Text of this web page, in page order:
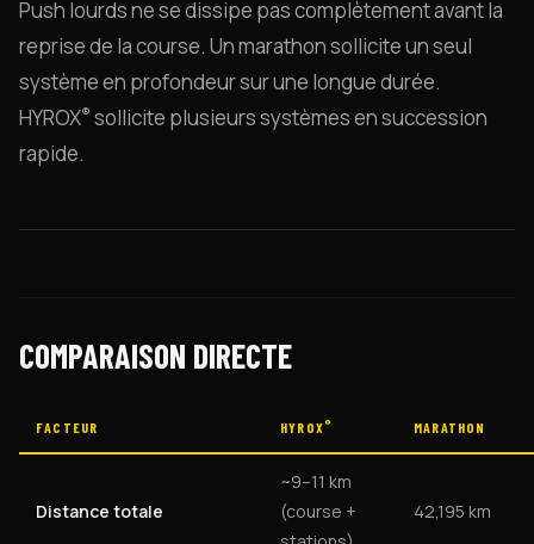
Push lourds ne se dissipe pas complètement avant la
reprise de la course. Un marathon sollicite un seul
système en profondeur sur une longue durée.
HYROX® sollicite plusieurs systèmes en succession
rapide.
COMPARAISON DIRECTE
FACTEUR HYROX® MARATHON
Distance totale
~9–11 km
(course +
42,195 km